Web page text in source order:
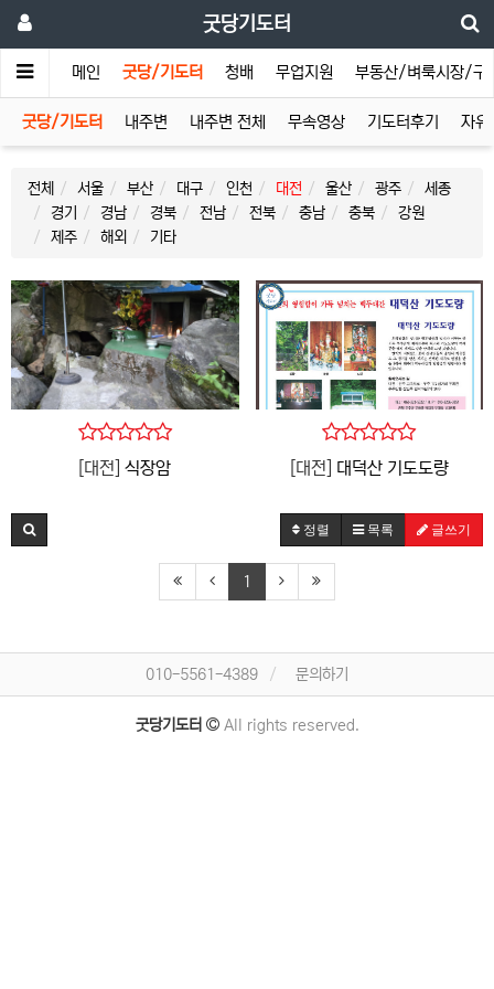
굿당기도터
메인 굿당/기도터 청배 무업지원 부동산/벼룩시장/구
굿당/기도터 내주변 내주변 전체 무속영상 기도터후기 자유
전체 서울 부산 대구 인천 대전 울산 광주
세종
경기
경남 경북 전남 전북 충남 충북
강원
제주
해외 기타
[대전]식장암 [대전] 대덕산 기도도량
정렬 목록 글쓰기
1
010-5561-4389 문의하기
굿당기도터 All rights reserved.